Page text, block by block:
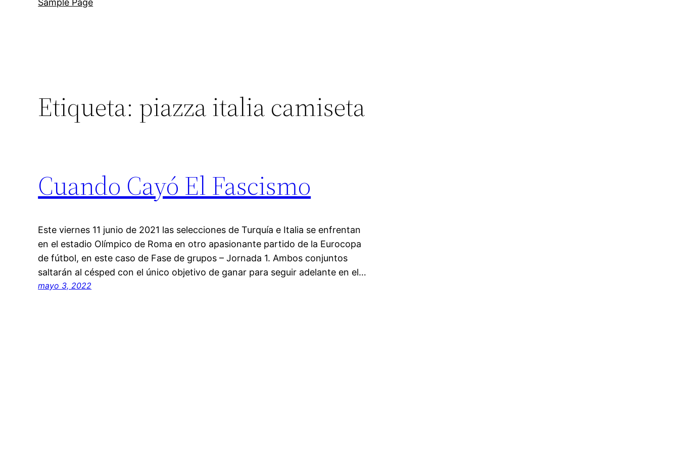
Sample Page
Etiqueta: piazza italia camiseta
Cuando Cayó El Fascismo
Este viernes 11 junio de 2021 las selecciones de Turquía e Italia se enfrentan
en el estadio Olímpico de Roma en otro apasionante partido de la Eurocopa
de fútbol, en este caso de Fase de grupos – Jornada 1. Ambos conjuntos
saltarán al césped con el único objetivo de ganar para seguir adelante en el…
mayo 3, 2022